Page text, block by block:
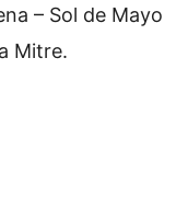
– Sol de Mayo
Mitre.